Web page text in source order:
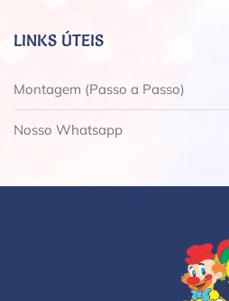
LINKS ÚTEIS
Montagem (Passo a Passo)
Nosso Whatsapp